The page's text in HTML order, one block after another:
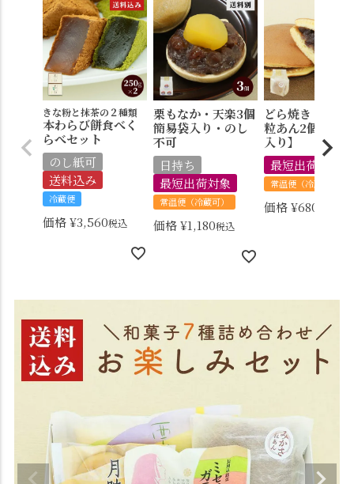
きな粉と抹茶の２種類
本わらび餅食べく
らべセット
のし紙可
送料込み
冷蔵便
価格¥3,560税込
栗もなか・天楽3個
簡易袋入り・のし
不可
日持ち
最短出荷対象
常温便（冷蔵可）
価格¥1,180税込
どら焼き・みか
粒あん2個【簡
入り】
最短出荷対象
常温便（冷蔵可）
価格¥680